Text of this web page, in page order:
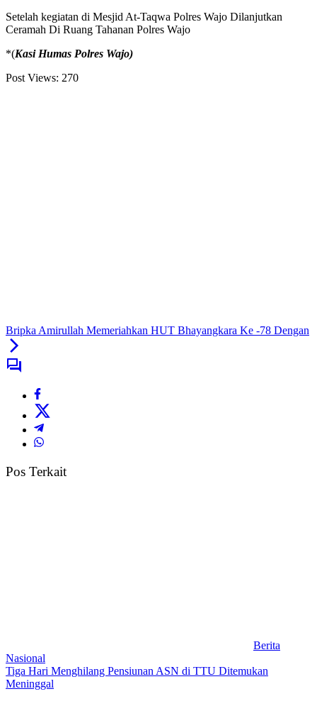
Setelah kegiatan di Mesjid At-Taqwa Polres Wajo Dilanjutkan
Ceramah Di Ruang Tahanan Polres Wajo
*(Kasi Humas Polres Wajo)
Post Views: 270
Bripka Amirullah Memeriahkan HUT Bhayangkara Ke -78 Dengan
Pos Terkait
Berita
Nasional
Tiga Hari Menghilang Pensiunan ASN di TTU Ditemukan
Meninggal